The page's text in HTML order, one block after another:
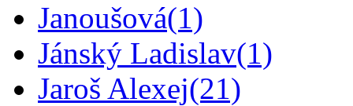
Janoušová(1)
Jánský Ladislav(1)
Jaroš Alexej(21)